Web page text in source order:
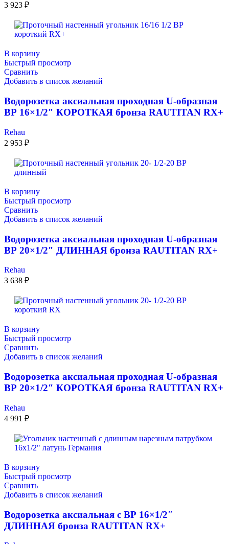
3 923 ₽
В корзину
Быстрый просмотр
Сравнить
Добавить в список желаний
Водорозетка аксиальная проходная U-образная
ВР 16×1/2″ КОРОТКАЯ бронза RAUTITAN RX+
Rehau
2 953 ₽
В корзину
Быстрый просмотр
Сравнить
Добавить в список желаний
Водорозетка аксиальная проходная U-образная
ВР 20×1/2″ ДЛИННАЯ бронза RAUTITAN RX+
Rehau
3 638 ₽
В корзину
Быстрый просмотр
Сравнить
Добавить в список желаний
Водорозетка аксиальная проходная U-образная
ВР 20×1/2″ КОРОТКАЯ бронза RAUTITAN RX+
Rehau
4 991 ₽
В корзину
Быстрый просмотр
Сравнить
Добавить в список желаний
Водорозетка аксиальная с ВР 16×1/2″
ДЛИННАЯ бронза RAUTITAN RX+